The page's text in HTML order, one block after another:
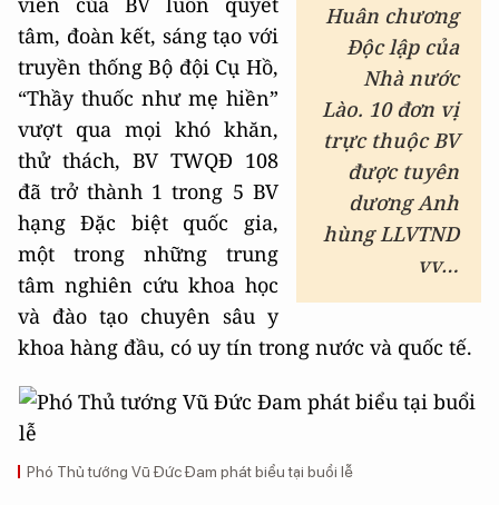
Huân chương
Độc lập của
Nhà nước
Lào. 10 đơn vị
trực thuộc BV
được tuyên
dương Anh
hùng LLVTND
vv…
tâm, đoàn kết, sáng tạo với
truyền thống Bộ đội Cụ Hồ,
“Thầy thuốc như mẹ hiền”
vượt qua mọi khó khăn,
thử thách, BV TWQĐ 108
đã trở thành 1 trong 5 BV
hạng Đặc biệt quốc gia,
một trong những trung
tâm nghiên cứu khoa học
và đào tạo chuyên sâu y
khoa hàng đầu, có uy tín trong nước và quốc tế.
Phó Thủ tướng Vũ Đức Đam phát biểu tại buổi lễ